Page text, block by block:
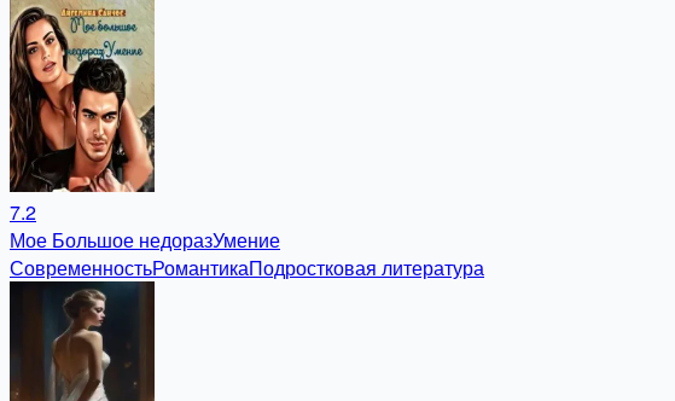
7.2
Мое Большое недоразУмение
СовременностьРомантикаПодростковая литература